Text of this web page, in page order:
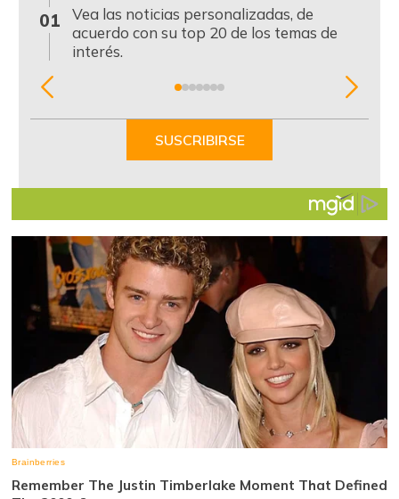
01
Vea las noticias personalizadas, de
acuerdo con su top 20 de los temas de
interés.
Item
SUSCRIBIRSE